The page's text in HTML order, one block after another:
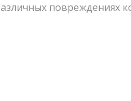
повреждениях